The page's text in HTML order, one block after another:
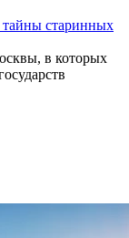
тайны старинных
в которых